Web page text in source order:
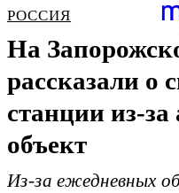
РОССИЯ
На
рассказали о
станции из-
объект
Из-за ежедневных